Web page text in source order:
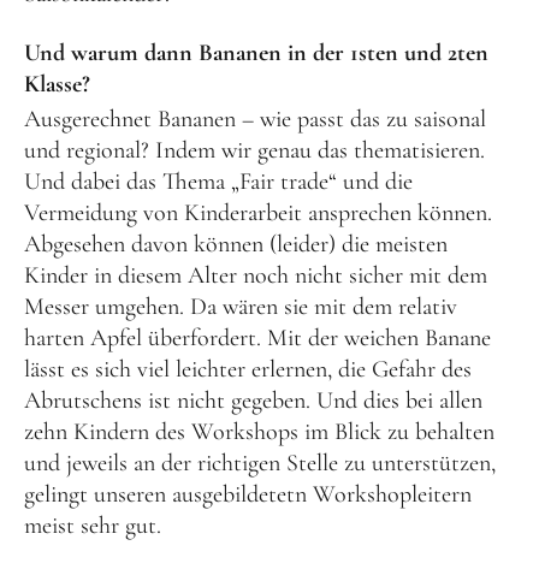
Und warum dann Bananen in der 1sten und 2ten
Klasse?
Ausgerechnet Bananen – wie passt das zu saisonal
und regional? Indem wir genau das thematisieren.
Und dabei das Thema „Fair trade“ und die
Vermeidung von Kinderarbeit ansprechen können.
Abgesehen davon können (leider) die meisten
Kinder in diesem Alter noch nicht sicher mit dem
Messer umgehen. Da wären sie mit dem relativ
harten Apfel überfordert. Mit der weichen Banane
lässt es sich viel leichter erlernen, die Gefahr des
Abrutschens ist nicht gegeben. Und dies bei allen
zehn Kindern des Workshops im Blick zu behalten
und jeweils an der richtigen Stelle zu unterstützen,
gelingt unseren ausgebildetetn Workshopleitern
meist sehr gut.